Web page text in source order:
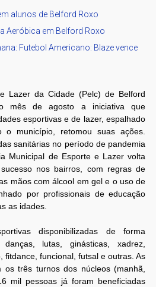
alunos de Belford Roxo
Aeróbica em Belford Roxo
Futebol Americano: Blaze vence
Lazer da Cidade (Pelc) de Belford
mês de agosto a iniciativa que
esportivas e de lazer, espalhado
município, retomou suas ações.
sanitárias no período de pandemia
Municipal de Esporte e Lazer volta
nos bairros, com regras de
mãos com álcool em gel e o uso de
por profissionais de educação
as idades.
disponibilizadas de forma
lutas, ginásticas, xadrez,
fitdance, funcional, futsal e outras. As
os três turnos dos núcleos (manhã,
mil pessoas já foram beneficiadas